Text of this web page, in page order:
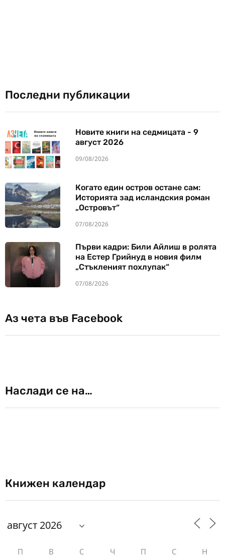
Последни публикации
Новите книги на седмицата - 9
август 2026
09/08/2026
Когато един остров остане сам:
Историята зад исландския роман
„Островът“
07/08/2026
Първи кадри: Били Айлиш в ролята
на Естер Грийнуд в новия филм
„Стъкленият похлупак“
07/08/2026
Аз чета във Facebook
Наслади се на…
Книжен календар
П В С Ч П С Н